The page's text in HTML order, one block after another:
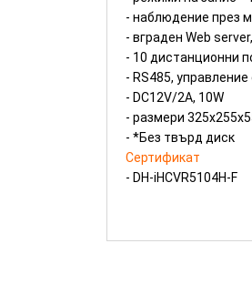
- наблюдение през
- вграден Web
- 10 дистанционни
- RS485,
- DC12V/2A, 10W
- размери
- *Без твърд диск
Сертификат
- DH-iHCVR5104H-F